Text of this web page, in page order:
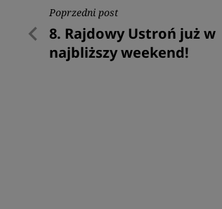
Nawigacja
wpisu
Poprzedni post
Poprzedni
post
8. Rajdowy Ustroń już w
najbliższy weekend!